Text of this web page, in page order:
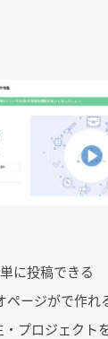
に投稿できる
ページがで作れ
・プロジェクト